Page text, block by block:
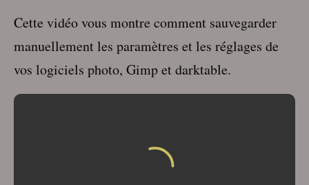
Cette vidéo vous montre comment sauvegarder
manuellement les paramètres et les réglages de
vos logiciels photo, Gimp et darktable.